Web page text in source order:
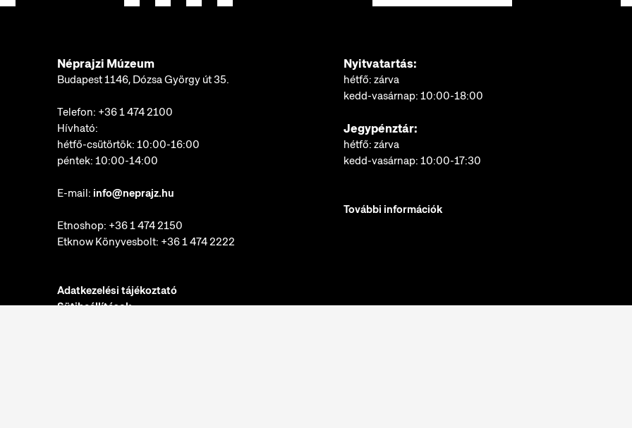
Néprajzi Múzeum
Budapest 1146, Dózsa György út 35.
Telefon: +36 1 474 2100
Hívható:
hétfő-csütörtök: 10:00-16:00
péntek: 10:00-14:00
E-mail: info@neprajz.hu
Etnoshop: +36 1 474 2150
Etknow Könyvesbolt: +36 1 474 2222
Adatkezelési tájékoztató
Sütibeállítások
Nyitvatartás:
hétfő: zárva
kedd-vasárnap: 10:00-18:00
Jegypénztár:
hétfő: zárva
kedd-vasárnap: 10:00-17:30
További információk